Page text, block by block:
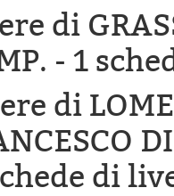
di
- 1
di
di